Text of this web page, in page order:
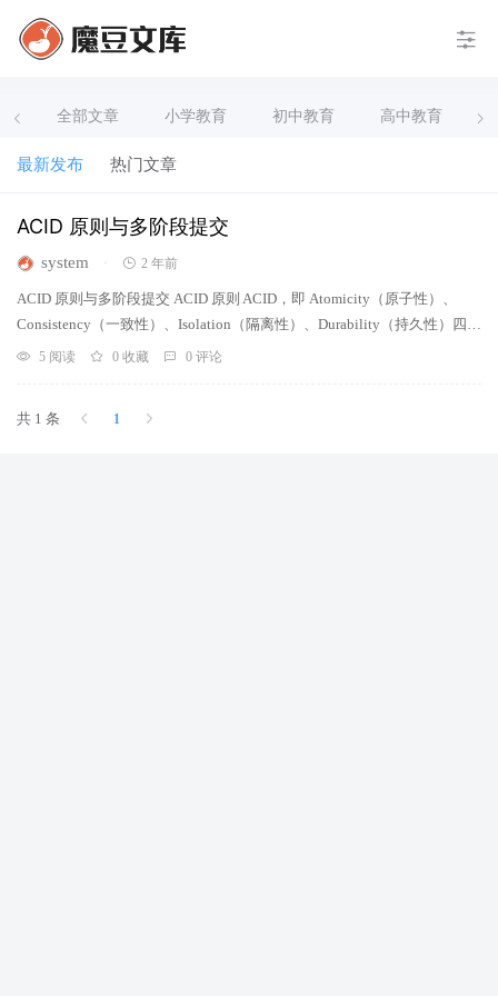
全部文章 小学教育 初中教育 高中教育
最新发布 热门文章
ACID 原则与多阶段提交
system · 2 年前
ACID 原则与多阶段提交 ACID 原则 ACID，即 Atomicity（原子性）、
Consistency（一致性）、Isolation（隔离性）、Durability（持久性）四种
特性的缩写。 ACID 也是一种比较出名的描述一致性的原则，通常出现在
5 阅读 0 收藏 0 评论
共 1 条 1